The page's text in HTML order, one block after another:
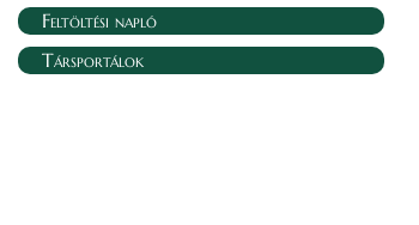
Feltöltési napló
Társportálok